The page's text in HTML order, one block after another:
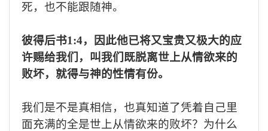
死，也不能跟随神。
彼得后书1:4，因此他已将又宝贵又极大的应
许赐给我们，叫我们既脱离世上从情欲来的
败坏，就得与神的性情有份。
我们是不是真相信，也真知道了凭着自己里
面充满的全是世上从情欲来的败坏？为什么